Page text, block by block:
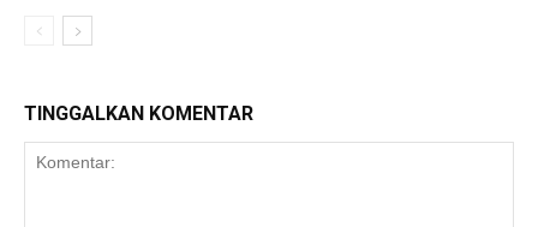
TINGGALKAN KOMENTAR